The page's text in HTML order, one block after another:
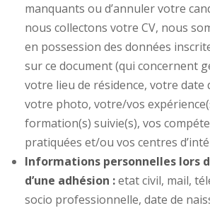
manquants ou d’annuler votre
nous collectons votre CV, nous
en possession des données
sur ce document (qui concernent
votre lieu de résidence, votre date
votre photo, votre/vos
formation(s) suivie(s), vos
pratiquées et/ou vos centres
Informations personnelles lors
d’une adhésion :etat civil, mail,
socio professionnelle, date de